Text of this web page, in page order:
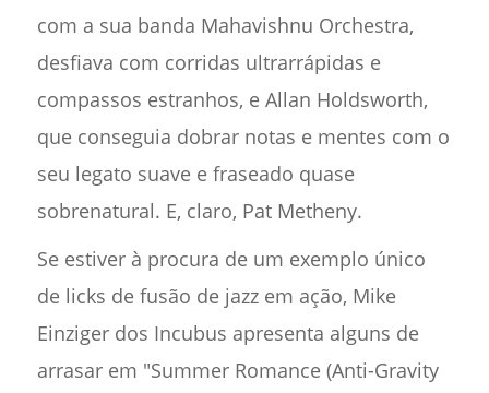
com a sua banda Mahavishnu Orchestra,
desfiava com corridas ultrarrápidas e
compassos estranhos, e Allan Holdsworth,
que conseguia dobrar notas e mentes com o
seu legato suave e fraseado quase
sobrenatural. E, claro, Pat Metheny.
Se estiver à procura de um exemplo único
de licks de fusão de jazz em ação, Mike
Einziger dos Incubus apresenta alguns de
arrasar em "Summer Romance (Anti-Gravity